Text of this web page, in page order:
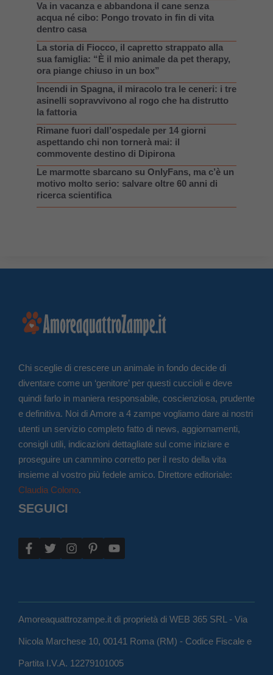
Va in vacanza e abbandona il cane senza
acqua né cibo: Pongo trovato in fin di vita
dentro casa
La storia di Fiocco, il capretto strappato alla
sua famiglia: “È il mio animale da pet therapy,
ora piange chiuso in un box”
Incendi in Spagna, il miracolo tra le ceneri: i tre
asinelli sopravvivono al rogo che ha distrutto
la fattoria
Rimane fuori dall’ospedale per 14 giorni
aspettando chi non tornerà mai: il
commovente destino di Dipirona
Le marmotte sbarcano su OnlyFans, ma c’è un
motivo molto serio: salvare oltre 60 anni di
ricerca scientifica
Chi sceglie di crescere un animale in fondo decide di
diventare come un ‘genitore’ per questi cuccioli e deve
quindi farlo in maniera responsabile, coscienziosa, prudente
e definitiva. Noi di Amore a 4 zampe vogliamo dare ai nostri
utenti un servizio completo fatto di news, aggiornamenti,
consigli utili, indicazioni dettagliate sul come iniziare e
proseguire un cammino corretto per il resto della vita
insieme al vostro più fedele amico. Direttore editoriale:
Claudia Colono.
SEGUICI
Amoreaquattrozampe.it di proprietà di WEB 365 SRL - Via
Nicola Marchese 10, 00141 Roma (RM) - Codice Fiscale e
Partita I.V.A. 12279101005